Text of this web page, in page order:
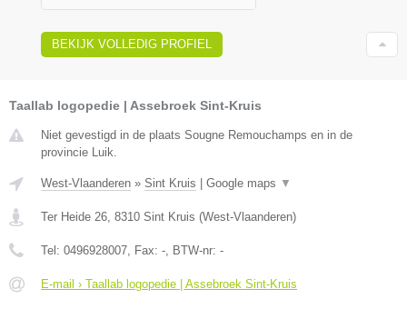
BEKIJK VOLLEDIG PROFIEL
Taallab logopedie | Assebroek Sint-Kruis
Niet gevestigd in de plaats Sougne Remouchamps en in de
provincie Luik.
West-Vlaanderen » Sint Kruis | Google maps ▼
Ter Heide 26 8310 Sint Kruis (West-Vlaanderen)
Tel: 0496928007 , Fax: - , BTW-nr: -
E-mail › Taallab logopedie | Assebroek Sint-Kruis